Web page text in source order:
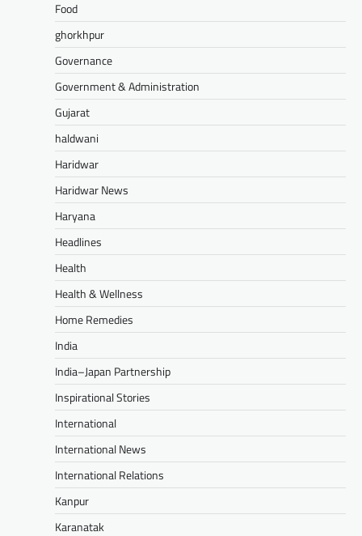
Food
ghorkhpur
Governance
Government & Administration
Gujarat
haldwani
Haridwar
Haridwar News
Haryana
Headlines
Health
Health & Wellness
Home Remedies
India
India–Japan Partnership
Inspirational Stories
International
International News
International Relations
Kanpur
Karanatak